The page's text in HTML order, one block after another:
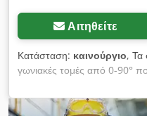
Αιτηθείτε
Κατάσταση: καινούργιο, Τα
γωνιακές τομές από 0-90°
συνέχεια. Dcsdevyup Iopfx
μίτρα και στις δύο πλευρές